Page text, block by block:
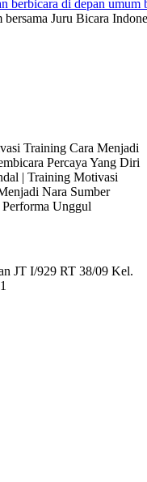
Juru Bicara
Training Cara Menjadi
Percaya Yang Diri
| Training Motivasi
Nara Sumber
Unggul
JT I/929 RT 38/09 Kel.